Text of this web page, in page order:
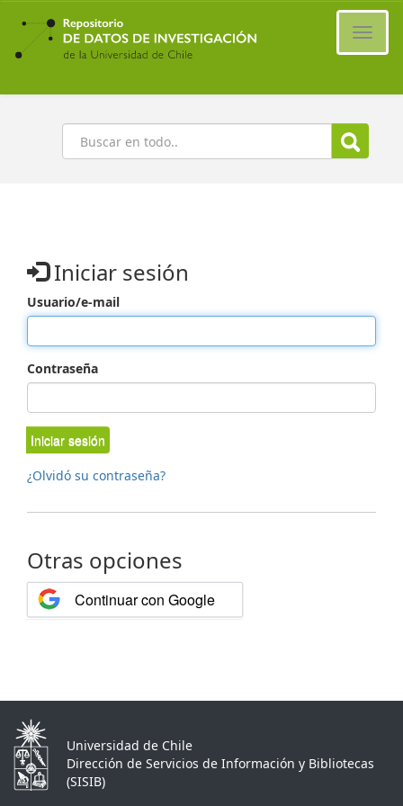
Ir
contenido
principal
Buscar
Iniciar sesión
Usuario/e-mail
Contraseña
Iniciar sesión
¿Olvidó su contraseña?
Otras opciones
Continuar con Google
Universidad de Chile
Dirección de Servicios de Información y Bibliotecas
(SISIB)